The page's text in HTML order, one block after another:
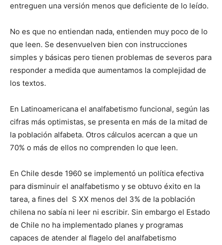
entreguen una versión menos que deficiente de lo leído.
No es que no entiendan nada, entienden muy poco de lo
que leen. Se desenvuelven bien con instrucciones
simples y básicas pero tienen problemas de severos para
responder a medida que aumentamos la complejidad de
los textos.
En Latinoamericana el analfabetismo funcional, según las
cifras más optimistas, se presenta en más de la mitad de
la población alfabeta. Otros cálculos acercan a que un
70% o más de ellos no comprenden lo que leen.
En Chile desde 1960 se implementó un política efectiva
para disminuir el analfabetismo y se obtuvo éxito en la
tarea, a fines del S XX menos del 3% de la población
chilena no sabía ni leer ni escribir. Sin embargo el Estado
de Chile no ha implementado planes y programas
capaces de atender al flagelo del analfabetismo